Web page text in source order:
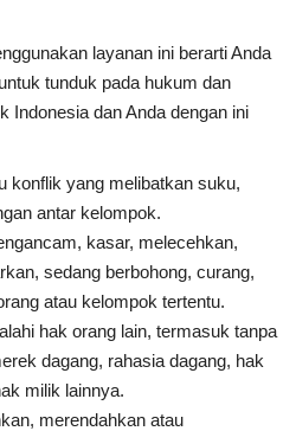
layanan ini berarti Anda
tunduk pada hukum dan
Indonesia dan Anda dengan ini
konflik yang melibatkan suku,
antar kelompok.
kasar, melecehkan,
sedang berbohong, curang,
atau kelompok tertentu.
hak orang lain, termasuk tanpa
dagang, rahasia dagang, hak
milik lainnya.
merendahkan atau